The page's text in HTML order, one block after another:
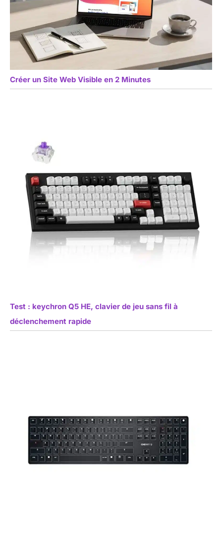
Créer un Site Web Visible en 2 Minutes
Test : keychron Q5 HE, clavier de jeu sans fil à
déclenchement rapide